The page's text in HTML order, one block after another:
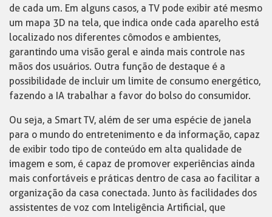
de cada um. Em alguns casos, a TV pode exibir até mesmo
um mapa 3D na tela, que indica onde cada aparelho está
localizado nos diferentes cômodos e ambientes,
garantindo uma visão geral e ainda mais controle nas
mãos dos usuários. Outra função de destaque é a
possibilidade de incluir um limite de consumo energético,
fazendo a IA trabalhar a favor do bolso do consumidor.
Ou seja, a Smart TV, além de ser uma espécie de janela
para o mundo do entretenimento e da informação, capaz
de exibir todo tipo de conteúdo em alta qualidade de
imagem e som, é capaz de promover experiências ainda
mais confortáveis e práticas dentro de casa ao facilitar a
organização da casa conectada. Junto às facilidades dos
assistentes de voz com Inteligência Artificial, que